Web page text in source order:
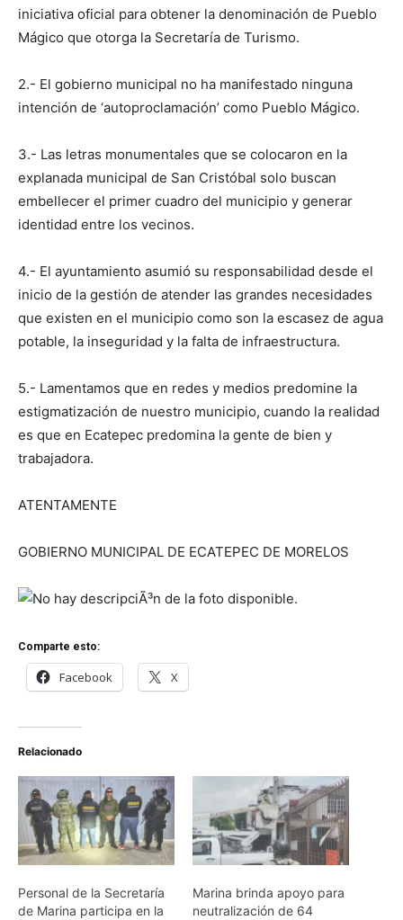
iniciativa oficial para obtener la denominación de Pueblo
Mágico que otorga la Secretaría de Turismo.
2.- El gobierno municipal no ha manifestado ninguna
intención de ‘autoproclamación’ como Pueblo Mágico.
3.- Las letras monumentales que se colocaron en la
explanada municipal de San Cristóbal solo buscan
embellecer el primer cuadro del municipio y generar
identidad entre los vecinos.
4.- El ayuntamiento asumió su responsabilidad desde el
inicio de la gestión de atender las grandes necesidades
que existen en el municipio como son la escasez de agua
potable, la inseguridad y la falta de infraestructura.
5.- Lamentamos que en redes y medios predomine la
estigmatización de nuestro municipio, cuando la realidad
es que en Ecatepec predomina la gente de bien y
trabajadora.
ATENTAMENTE
GOBIERNO MUNICIPAL DE ECATEPEC DE MORELOS
Comparte esto:
Facebook X
Relacionado
Personal de la Secretaría
de Marina participa en la
Marina brinda apoyo para
neutralización de 64